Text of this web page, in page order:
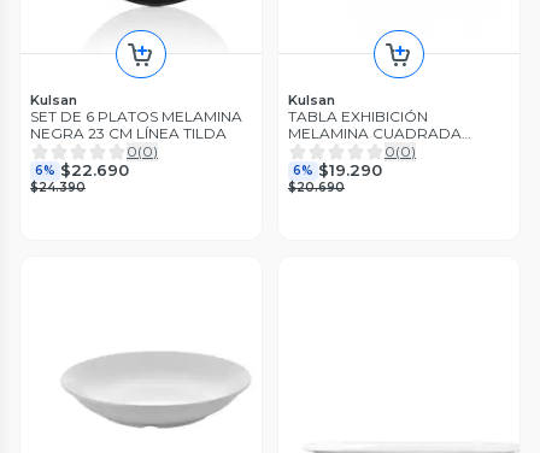
Kulsan
SET DE 6 PLATOS MELAMINA
NEGRA 23 CM LÍNEA TILDA
0(0)
6% $22.690
$24.390
Kulsan
TABLA EXHIBICIÓN
MELAMINA CUADRADA
NEGRA 30X30X1 CM
0(0)
6% $19.290
$20.690